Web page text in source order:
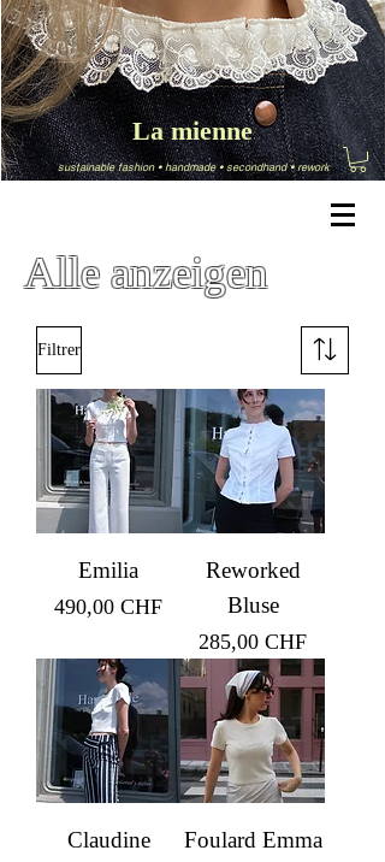
sustainable fashion •handmade•secondhand•rework
La mienne
Alle anzeigen
Filtrer
Emilia
Prix
490,00 CHF
Reworked
Bluse
Prix
285,00 CHF
Claudine Foulard Emma